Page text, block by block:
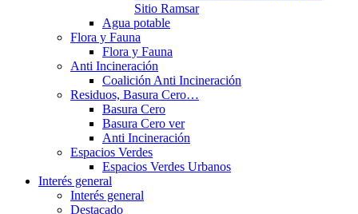
Sitio Ramsar
Agua potable
Flora y Fauna
Flora y Fauna
Anti Incineración
Coalición Anti Incineración
Residuos, Basura Cero…
Basura Cero
Basura Cero ver
Anti Incineración
Espacios Verdes
Espacios Verdes Urbanos
Interés general
Interés general
Destacado